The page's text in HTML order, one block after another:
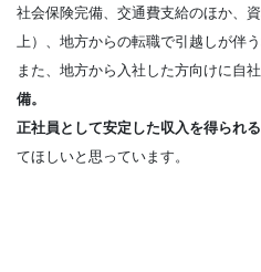
社会保険完備、交通費支給のほか、
上）、地方からの転職で引越しが伴
また、地方から入社した方向けに自
備。
正社員として安定した収入を得られる
てほしいと思っています。